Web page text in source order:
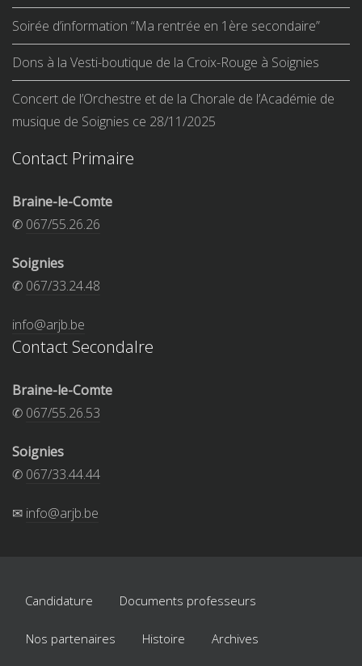
Soirée d’information “Ma rentrée en 1ère secondaire”
Dons à la Vesti-boutique de la Croix-Rouge à Soignies
Concert de l’Orchestre et de la Chorale de l’Académie de
musique de Soignies ce 28/11/2025
Contact Primaire
Braine-le-Comte
✆ 067/55.26.26
Soignies
✆ 067/33.24.48
info@arjb.be
Contact Secondalre
Braine-le-Comte
✆ 067/55.26.53
Soignies
✆ 067/33.44.44
✉ info@arjb.be
Candidature Documents professeurs
Nos partenaires Histoire Archives